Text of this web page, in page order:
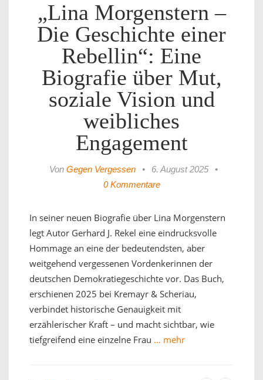
„Lina Morgenstern –
Die Geschichte einer
Rebellin“: Eine
Biografie über Mut,
soziale Vision und
weibliches
Engagement
Von Gegen Vergessen • 6. August 2025
•
0 Kommentare
In seiner neuen Biografie über Lina Morgenstern
legt Autor Gerhard J. Rekel eine eindrucksvolle
Hommage an eine der bedeutendsten, aber
weitgehend vergessenen Vordenkerinnen der
deutschen Demokratiegeschichte vor. Das Buch,
erschienen 2025 bei Kremayr & Scheriau,
verbindet historische Genauigkeit mit
erzählerischer Kraft – und macht sichtbar, wie
tiefgreifend eine einzelne Frau … mehr